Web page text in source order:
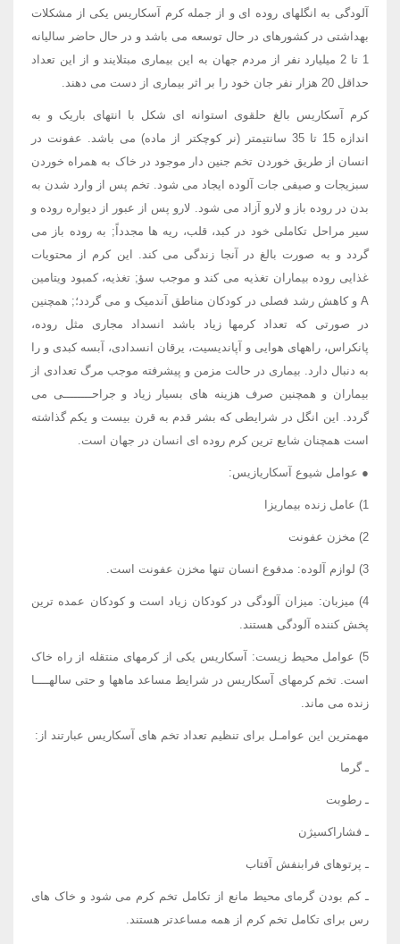
آلودگی به انگلهای روده ای و از جمله کرم آسکاریس یکی از مشکلات
بهداشتی در کشورهای در حال توسعه می باشد و در حال حاضر سالیانه
1 تا 2 میلیارد نفر از مردم جهان به این بیماری مبتلایند و از این تعداد
حداقل 20 هزار نفر جان خود را بر اثر بیماری از دست می دهند.
کرم آسکاریس بالغ حلقوی استوانه ای شکل با انتهای باریک و به
اندازه 15 تا 35 سانتیمتر (نر کوچکتر از ماده) می باشد. عفونت در
انسان از طریق خوردن تخم جنین دار موجود در خاک به همراه خوردن
سبزیجات و صیفی جات آلوده ایجاد می شود. تخم پس از وارد شدن به
بدن در روده باز و لارو آزاد می شود. لارو پس از عبور از دیواره روده و
سیر مراحل تکاملی خود در کبد، قلب، ریه ها مجدداً; به روده باز می
گردد و به صورت بالغ در آنجا زندگی می کند. این کرم از محتویات
غذایی روده بیماران تغذیه می کند و موجب سؤ; تغذیه، کمبود ویتامین
A و کاهش رشد فصلی در کودکان مناطق آندمیک و می گردد؛; همچنین
در صورتی که تعداد کرمها زیاد باشد انسداد مجاری مثل روده،
پانکراس، راههای هوایی و آپاندیسیت، یرقان انسدادی، آبسه کبدی و را
به دنبال دارد. بیماری در حالت مزمن و پیشرفته موجب مرگ تعدادی از
بیماران و همچنین صرف هزینه های بسیار زیاد و جراحــــــــی می
گردد. این انگل در شرایطی که بشر قدم به قرن بیست و یکم گذاشته
است همچنان شایع ترین کرم روده ای انسان در جهان است.
● عوامل شیوع آسکاریازیس:
1) عامل زنده بیماریزا
2) مخزن عفونت
3) لوازم آلوده: مدفوع انسان تنها مخزن عفونت است.
4) میزبان: میزان آلودگی در کودکان زیاد است و کودکان عمده ترین
پخش کننده آلودگی هستند.
5) عوامل محیط زیست: آسکاریس یکی از کرمهای منتقله از راه خاک
است. تخم کرمهای آسکاریس در شرایط مساعد ماهها و حتی سالهــــا
زنده می ماند.
مهمترین این عوامـل برای تنظیم تعداد تخم های آسکاریس عبارتند از:
ـ گرما
ـ رطوبت
ـ فشاراکسیژن
ـ پرتوهای فرابنفش آفتاب
ـ کم بودن گرمای محیط مانع از تکامل تخم کرم می شود و خاک های
رس برای تکامل تخم کرم از همه مساعدتر هستند.